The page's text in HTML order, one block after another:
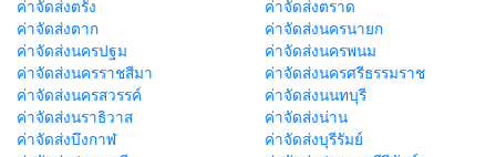
ค่าจัดส่งตรัง
ค่าจัดส่งตราด
ค่าจัดส่งตาก
ค่าจัดส่งนครนายก
ค่าจัดส่งนครปฐม
ค่าจัดส่งนครพนม
ค่าจัดส่งนครราชสีมา
ค่าจัดส่งนครศรีธรรมราช
ค่าจัดส่งนครสวรรค์
ค่าจัดส่งนนทบุรี
ค่าจัดส่งนราธิวาส
ค่าจัดส่งน่าน
ค่าจัดส่งบึงกาฬ
ค่าจัดส่งบุรีรัมย์